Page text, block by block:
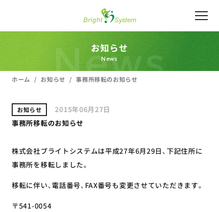
News
お知らせ
News
ホーム お知らせ 事務所移転のお知らせ
お知らせ
2015年06月27日
事務所移転のお知らせ
株式会社ブライトシステムは平成27年6月29日、下記住所に
事務所を移転しました。
移転に伴い、電話番号、FAX番号も変更させていただきます。
〒541-0054